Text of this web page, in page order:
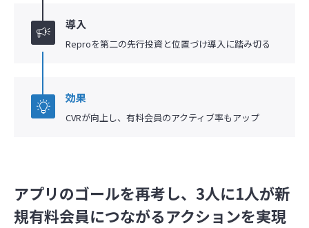
導入
Reproを第二の先行投資と位置づけ導入に踏み切る
効果
CVRが向上し、有料会員のアクティブ率もアップ
アプリのゴールを再考し、3人に1人が新
規有料会員につながるアクションを実現